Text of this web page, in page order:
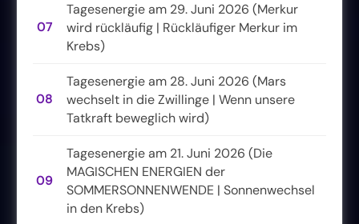
07
Tagesenergie am 29. Juni 2026 (Merkur
wird rückläufig | Rückläufiger Merkur im
Krebs)
08
Tagesenergie am 28. Juni 2026 (Mars
wechselt in die Zwillinge | Wenn unsere
Tatkraft beweglich wird)
09
Tagesenergie am 21. Juni 2026 (Die
MAGISCHEN ENERGIEN der
SOMMERSONNENWENDE | Sonnenwechsel
in den Krebs)